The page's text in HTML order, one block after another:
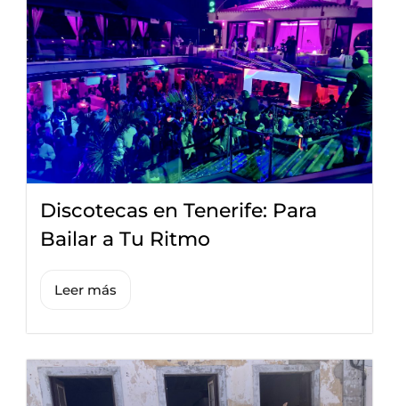
Discotecas en Tenerife: Para
Bailar a Tu Ritmo
Leer más